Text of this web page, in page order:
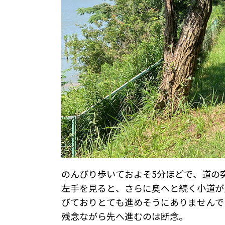
のんびり歩いておよそ5分ほどで、道
左手を見ると、さらに奥へと続く小道
びておりとても進めそうにありません
残念ながら先へ進むのは断念。